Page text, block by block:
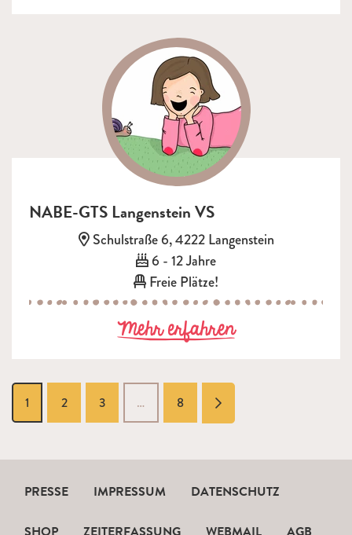
NABE-GTS Langenstein VS
Adresse:
Schulstraße 6, 4222 Langenstein
Alter:
6 - 12 Jahre
Freie Plätze!
Mehr erfahrenzu NABE-
1 2 3 … 8 vorwärts
PRESSE IMPRESSUM DATENSCHUTZ